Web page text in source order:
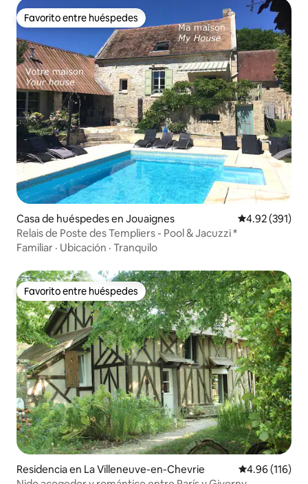
Favorito entre huéspedes
Favorito entre huéspedes
Casa de huéspedes en Jouaignes Calificación
4.92 (391)
Relais de Poste des Templiers - Pool & Jacuzzi *
Familiar · Ubicación · Tranquilo
Favorito entre huéspedes
Favorito entre huéspedes
Residencia en La Villeneuve-en-Chevrie Calificación
4.96 (116)